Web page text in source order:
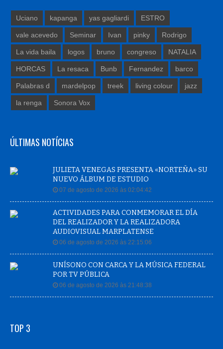
Uciano kapanga yas gagliardi ESTRO
vale acevedo Seminar Ivan pinky Rodrigo
La vida baila logos bruno congreso NATALIA
HORCAS La resaca Bunb Fernandez barco
Palabras d mardelpop treek living colour jazz
la renga Sonora Vox
ÚLTIMAS NOTÍCIAS
JULIETA VENEGAS PRESENTA «NORTEÑA» SU
NUEVO ÁLBUM DE ESTUDIO
07 de agosto de 2026 às 02:04:42
ACTIVIDADES PARA CONMEMORAR EL DÍA
DEL REALIZADOR Y LA REALIZADORA
AUDIOVISUAL MARPLATENSE
06 de agosto de 2026 às 22:15:06
UNÍSONO CON CARCA Y LA MÚSICA FEDERAL
POR TV PÚBLICA
06 de agosto de 2026 às 21:48:38
TOP 3